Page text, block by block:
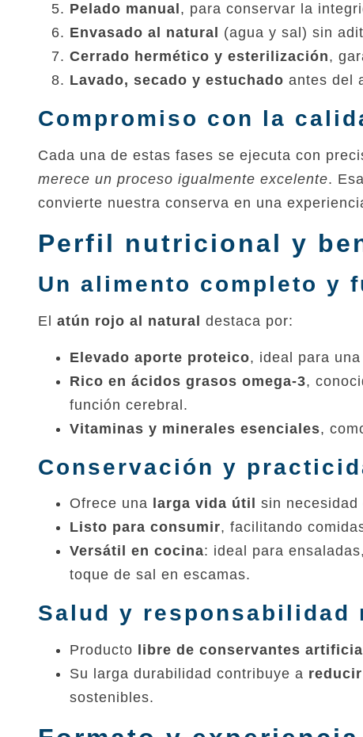
Pelado manual , para conservar la
Envasado al natural
(agua y sal) sin
Cerrado hermético y esterilización,
Lavado, secado y estuchado antes del
Compromiso con la
Cada una de estas fases se ejecuta con
merece un proceso igualmente excelente.
convierte nuestra conserva en una
Perfil nutricional y
Un alimento completo y
El atún rojo al natural destaca por:
Elevado aporte proteico, ideal para
Rico en ácidos grasos omega‑3,
función cerebral.
Vitaminas y minerales esenciales,
Conservación y
Ofrece una larga vida útil
sin
Listo para consumir, facilitando
Versátil en cocina: ideal para
toque de sal en escamas.
Salud y responsabilidad
Producto libre de conservantes
Su larga durabilidad contribuye a
sostenibles.